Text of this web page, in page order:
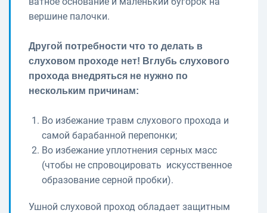
вершине палочки.
Другой потребности что то делать в
слуховом проходе нет! Вглубь слухового
прохода внедряться не нужно по
нескольким причинам:
Во избежание травм слухового прохода и
самой барабанной перепонки;
Во избежание уплотнения серных масс
(чтобы не спровоцировать искусственное
образование серной пробки).
Ушной слуховой проход обладает защитным